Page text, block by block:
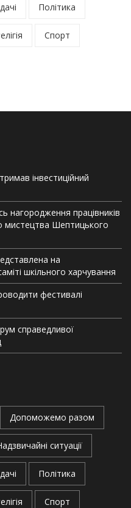
Політика
Спорт
інвеcтиційний
нагородження працівників
мистецтва Шептицького
на
шкільного харчування
фестивалі
справедливої
Допоможемо разом
ситуації
Політика
Спорт